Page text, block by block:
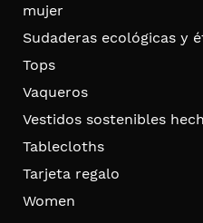
mujer
Sudaderas ecológicas y
Tops
Vaqueros
Vestidos sostenibles
Tablecloths
Tarjeta regalo
Women